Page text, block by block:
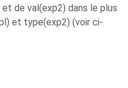
de val(exp2) dans le plus
et type(exp2) (voir ci-